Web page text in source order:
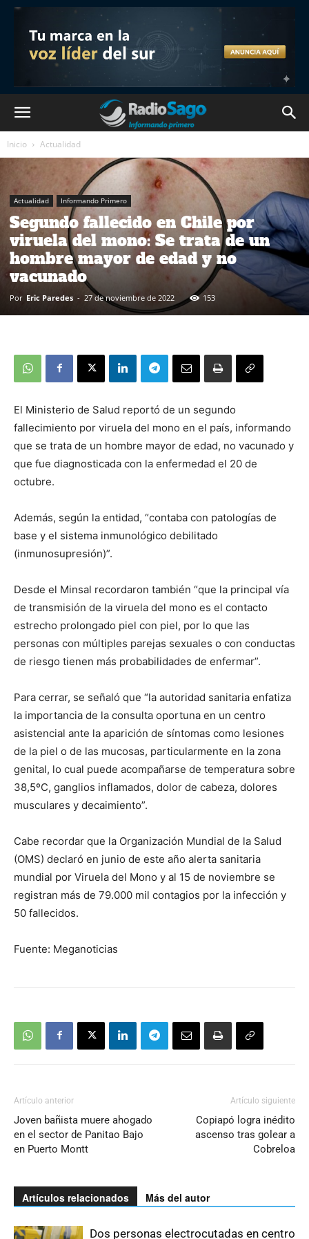
Inicio Actualidad
Actualidad Informando Primero
Segundo fallecido en Chile por
viruela del mono: Se trata de un
hombre mayor de edad y no
vacunado
Por Eric Paredes - 27 de noviembre de 2022 153
El Ministerio de Salud reportó de un segundo
fallecimiento por viruela del mono en el país, informando
que se trata de un hombre mayor de edad, no vacunado y
que fue diagnosticada con la enfermedad el 20 de
octubre.
Además, según la entidad, “contaba con patologías de
base y el sistema inmunológico debilitado
(inmunosupresión)”.
Desde el Minsal recordaron también “que la principal vía
de transmisión de la viruela del mono es el contacto
estrecho prolongado piel con piel, por lo que las
personas con múltiples parejas sexuales o con conductas
de riesgo tienen más probabilidades de enfermar”.
Para cerrar, se señaló que “la autoridad sanitaria enfatiza
la importancia de la consulta oportuna en un centro
asistencial ante la aparición de síntomas como lesiones
de la piel o de las mucosas, particularmente en la zona
genital, lo cual puede acompañarse de temperatura sobre
38,5ºC, ganglios inflamados, dolor de cabeza, dolores
musculares y decaimiento”.
Cabe recordar que la Organización Mundial de la Salud
(OMS) declaró en junio de este año alerta sanitaria
mundial por Viruela del Mono y al 15 de noviembre se
registran más de 79.000 mil contagios por la infección y
50 fallecidos.
Fuente: Meganoticias
Artículo anterior
Joven bañista muere ahogado
en el sector de Panitao Bajo
en Puerto Montt
Artículo siguiente
Copiapó logra inédito
ascenso tras golear a
Cobreloa
Artículos relacionados Más del autor
Dos personas electrocutadas en centro